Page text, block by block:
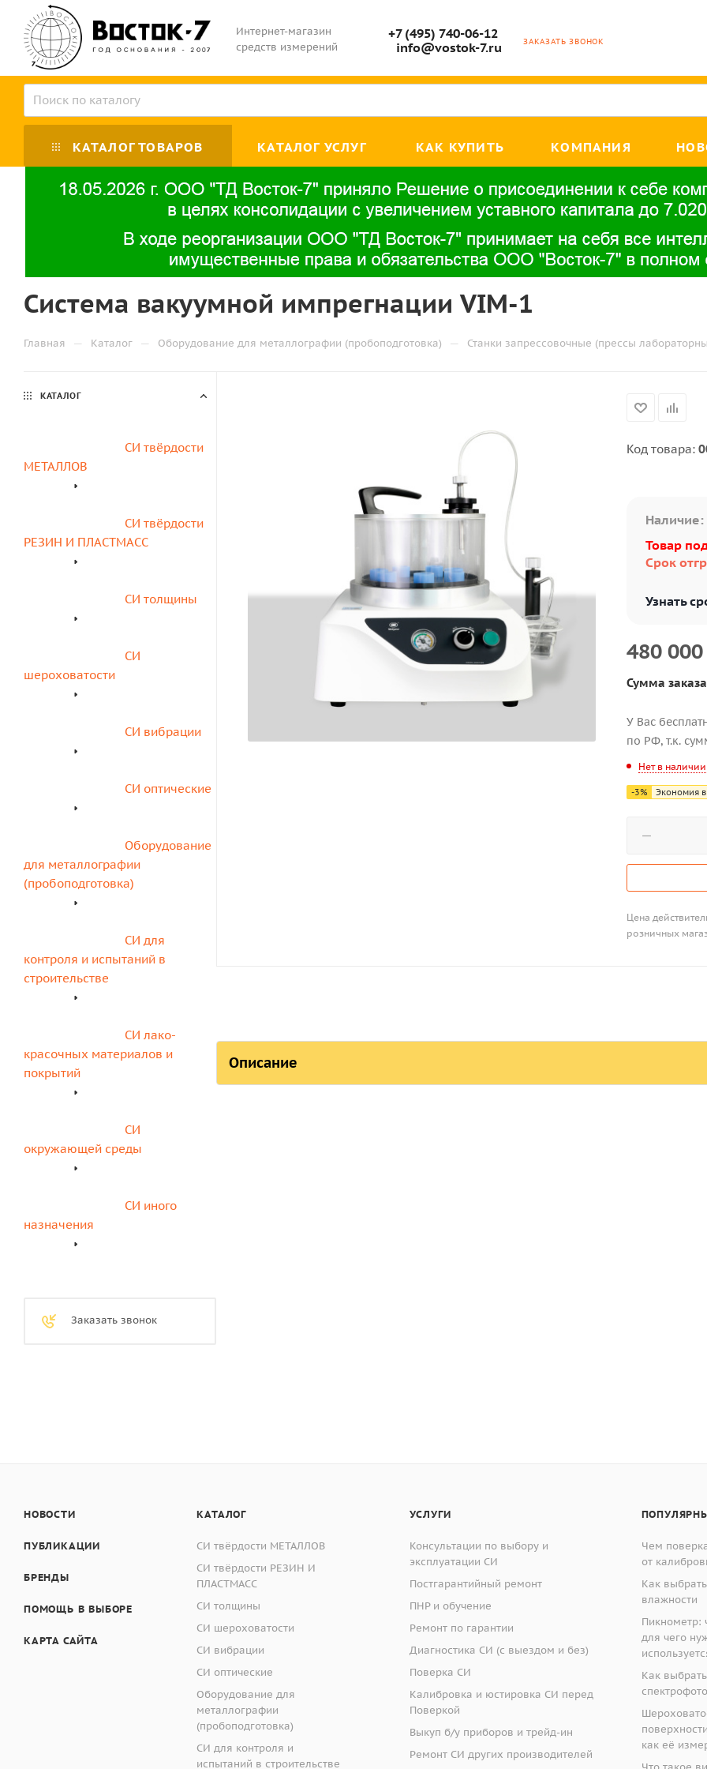
Интернет-магазин
средств измерений
+7 (495) 740-06-12
info@vostok-7.ru
ЗАКАЗАТЬ ЗВОНОК
КАТАЛОГ ТОВАРОВ КАТАЛОГ УСЛУГ КАК КУПИТЬ КОМПАНИЯ
Система вакуумной импрегнации VIM-1
Главная — Каталог — Оборудование для металлографии (пробоподготовка) — Станки запрессовочные (прессы
Код товара:
Наличие:
Товар
Срок
Узнать
480 000
Сумма
У Вас
по РФ, т.к.
Нет в наличии
-3% Экономия
Цена
розничных
Описание
КАТАЛОГ
СИ твёрдости
МЕТАЛЛОВ
СИ твёрдости
РЕЗИН И ПЛАСТМАСС
СИ толщины
СИ
шероховатости
СИ вибрации
СИ оптические
Оборудование
для металлографии
(пробоподготовка)
СИ для
контроля и испытаний в
строительстве
СИ лако-
красочных материалов и
покрытий
СИ
окружающей среды
СИ иного
назначения
Заказать звонок
НОВОСТИ
ПУБЛИКАЦИИ
БРЕНДЫ
ПОМОЩЬ В ВЫБОРЕ
КАРТА САЙТА
КАТАЛОГ
СИ твёрдости МЕТАЛЛОВ
СИ твёрдости РЕЗИН И
ПЛАСТМАСС
СИ толщины
СИ шероховатости
СИ вибрации
СИ оптические
Оборудование для
металлографии
(пробоподготовка)
СИ для контроля и
испытаний в строительстве
УСЛУГИ
Консультации по выбору и
эксплуатации СИ
Постгарантийный ремонт
ПНР и обучение
Ремонт по гарантии
Диагностика СИ (с выездом и без)
Поверка СИ
Калибровка и юстировка СИ перед
Поверкой
Выкуп б/у приборов и трейд-ин
Ремонт СИ других производителей
Чем
от
Как
влажности
Пикнометр:
для чего
Как выбрать
как её